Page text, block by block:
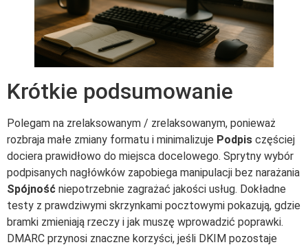
Krótkie podsumowanie
Polegam na zrelaksowanym / zrelaksowanym, ponieważ
rozbraja małe zmiany formatu i minimalizuje Podpis częściej
dociera prawidłowo do miejsca docelowego. Sprytny wybór
podpisanych nagłówków zapobiega manipulacji bez narażania
Spójność niepotrzebnie zagrażać jakości usług. Dokładne
testy z prawdziwymi skrzynkami pocztowymi pokazują, gdzie
bramki zmieniają rzeczy i jak muszę wprowadzić poprawki.
DMARC przynosi znaczne korzyści, jeśli DKIM pozostaje